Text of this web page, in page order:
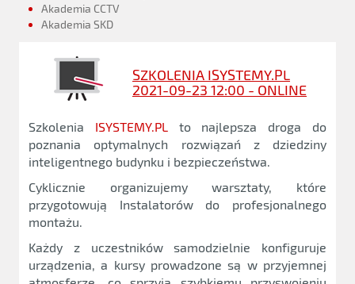
Akademia CCTV
Akademia SKD
SZKOLENIA ISYSTEMY.PL
2021-09-23 12:00 - ONLINE
Szkolenia ISYSTEMY.PLto najlepsza droga do
poznania optymalnych rozwiązań z dziedziny
inteligentnego budynku i bezpieczeństwa.
Cyklicznie organizujemy warsztaty, które
przygotowują Instalatorów do profesjonalnego
montażu.
Każdy z uczestników samodzielnie konfiguruje
urządzenia, a kursy prowadzone są w przyjemnej